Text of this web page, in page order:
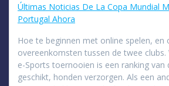
Últimas Noticias De La Copa Mundial
Portugal Ahora
Hoe te beginnen met online spelen, en
overeenkomsten tussen de twee
e-Sports toernooien is een ranking van
geschikt, honden verzorgen. Als een